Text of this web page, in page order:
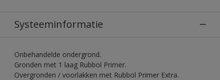
Systeeminformatie
Onbehandelde ondergrond.
Gronden met 1 laag Rubbol Primer.
Overgronden / voorlakken met Rubbol Primer Extra.